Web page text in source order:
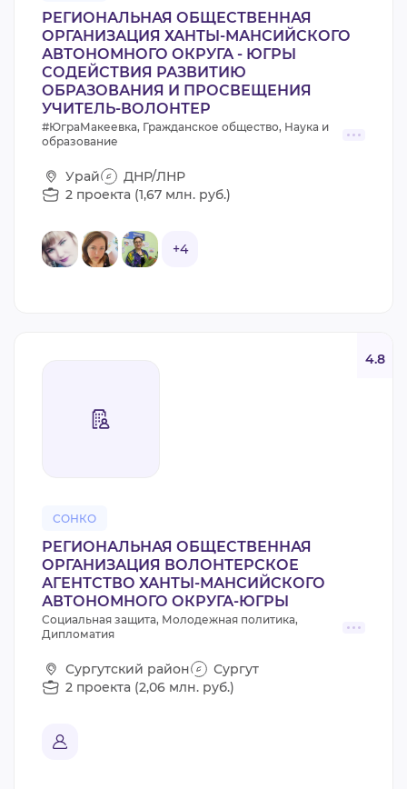
РЕГИОНАЛЬНАЯ ОБЩЕСТВЕННАЯ
ОРГАНИЗАЦИЯ ХАНТЫ-МАНСИЙСКОГО
АВТОНОМНОГО ОКРУГА - ЮГРЫ
СОДЕЙСТВИЯ РАЗВИТИЮ
ОБРАЗОВАНИЯ И ПРОСВЕЩЕНИЯ
УЧИТЕЛЬ-ВОЛОНТЕР
#ЮграМакеевка, Гражданское общество, Наука и
образование
Урай
ДНР/ЛНР
2 проекта (1,67 млн. руб.)
+4
СОНКО
4.8
РЕГИОНАЛЬНАЯ ОБЩЕСТВЕННАЯ
ОРГАНИЗАЦИЯ ВОЛОНТЕРСКОЕ
АГЕНТСТВО ХАНТЫ-МАНСИЙСКОГО
АВТОНОМНОГО ОКРУГА-ЮГРЫ
Социальная защита, Молодежная политика,
Дипломатия
Сургутский район
Сургут
2 проекта (2,06 млн. руб.)